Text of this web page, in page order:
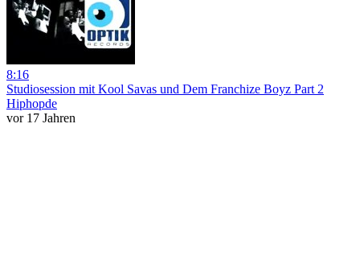
8:16
Studiosession mit Kool Savas und Dem Franchize Boyz Part 2
Hiphopde
vor 17 Jahren